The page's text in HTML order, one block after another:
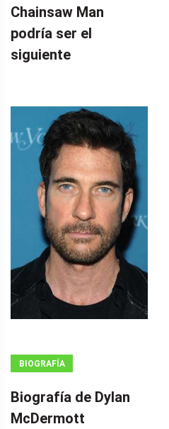
Chainsaw Man
podría ser el
siguiente
BIOGRAFÍA
Biografía de Dylan
McDermott